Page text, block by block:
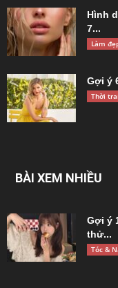
Hình
7...
Làm
Gợi ý
Thời
BÀI XEM NHIỀU
Gợi ý
thử...
Tóc &